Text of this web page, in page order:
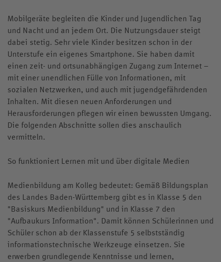
Mobilgeräte begleiten die Kinder und Jugendlichen Tag
und Nacht und an jedem Ort. Die Nutzungsdauer steigt
dabei stetig. Sehr viele Kinder besitzen schon in der
Unterstufe ein eigenes Smartphone. Sie haben damit
einen zeit- und ortsunabhängigen Zugang zum Internet –
mit einer unendlichen Fülle von Informationen, mit
sozialen Netzwerken, und auch mit jugendgefährdenden
Inhalten. Mit diesen neuen Anforderungen und
Herausforderungen pflegen wir einen bewussten Umgang.
Die folgenden Abschnitte sollen dies anschaulich
vermitteln.
So funktioniert Lernen mit und über digitale Medien
Medienbildung am Kolleg bedeutet: Gemäß Bildungsplan
des Landes Baden-Württemberg gibt es in Klasse 5 den
"Basiskurs Medienbildung" und in Klasse 7 den
"Aufbaukurs Information". Damit können Schülerinnen und
Schüler schon ab der Klassenstufe 5 selbstständig
informationstechnische Werkzeuge einsetzen. Sie
erwerben grundlegende Kenntnisse und lernen,